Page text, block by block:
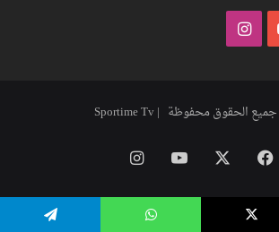
‫YouTubeانستقرام
فيسبوك ‫YouTubeانستقرام